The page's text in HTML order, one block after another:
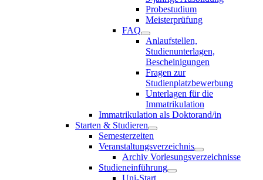
Probestudium
Meisterprüfung
FAQ
Anlaufstellen,
Studienunterlagen,
Bescheinigungen
Fragen zur
Studienplatzbewerbung
Unterlagen für die
Immatrikulation
Immatrikulation als Doktorand/in
Starten & Studieren
Semesterzeiten
Veranstaltungsverzeichnis
Archiv Vorlesungsverzeichnisse
Studieneinführung
Uni-Start